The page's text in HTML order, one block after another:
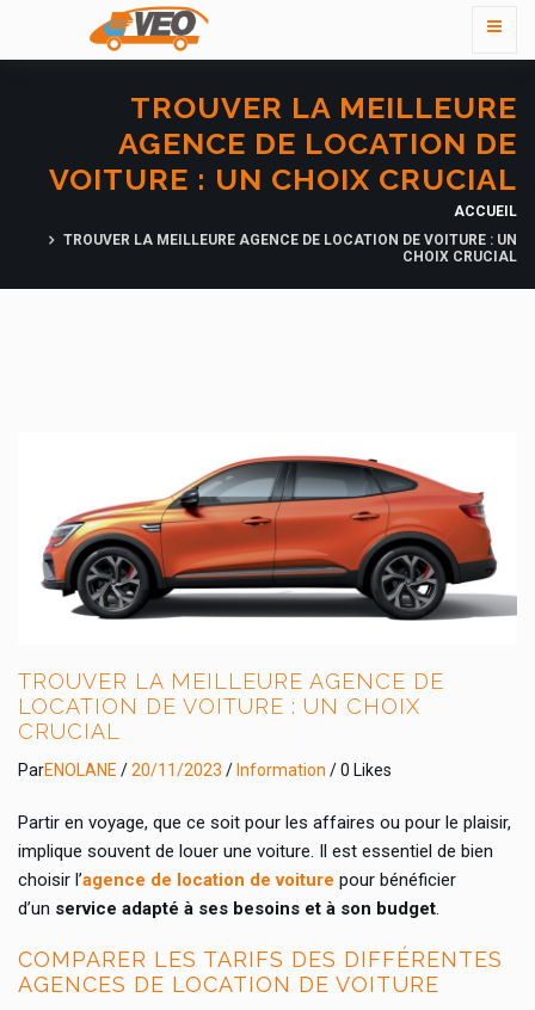
TROUVER LA MEILLEURE
AGENCE DE LOCATION DE
VOITURE : UN CHOIX CRUCIAL
ACCUEIL
TROUVER LA MEILLEURE AGENCE DE LOCATION DE VOITURE : UN
CHOIX CRUCIAL
TROUVER LA MEILLEURE AGENCE DE
LOCATION DE VOITURE : UN CHOIX
CRUCIAL
ParENOLANE /20/11/2023 / Information / 0 Likes
Partir en voyage, que ce soit pour les affaires ou pour le plaisir,
implique souvent de louer une voiture. Il est essentiel de bien
choisir l’agence de location de voiture pour bénéficier
d’un service adapté à ses besoins et à son budget.
COMPARER LES TARIFS DES DIFFÉRENTES
AGENCES DE LOCATION DE VOITURE